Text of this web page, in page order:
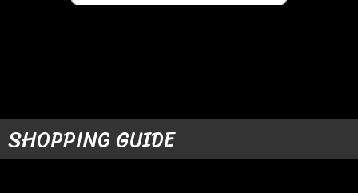
SHOPPING GUIDE